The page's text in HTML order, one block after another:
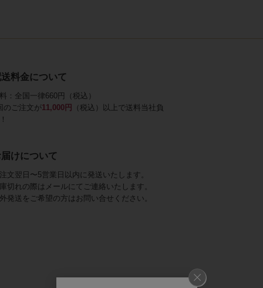
料金について
：全国一律660円（税込）
のご注文が11,000円
（税込）以上で送料当社負
けについて
文翌日〜5営業日以内に発送いたします。
切れの際はメールにてご連絡いたします。
発送をご希望の方はお問い合せください。